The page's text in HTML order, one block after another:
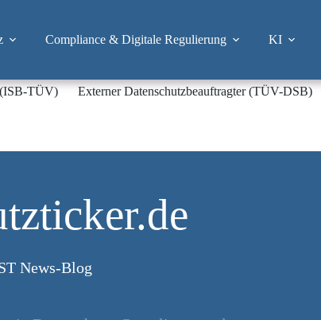
Compliance & Digitale Regulierung KI
(ISB-TÜV) Externer Datenschutzbeauftragter (TÜV-DSB)
News-Blog